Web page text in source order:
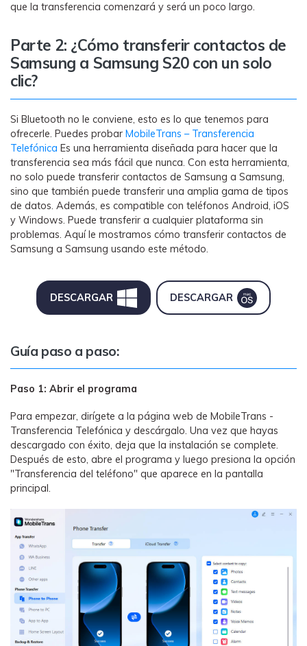
que la transferencia comenzará y será un poco largo.
Parte 2: ¿Cómo transferir contactos de
Samsung a Samsung S20 con un solo
clic?
Si Bluetooth no le conviene, esto es lo que tenemos para
ofrecerle. Puedes probar MobileTrans – Transferencia
Telefónica Es una herramienta diseñada para hacer que la
transferencia sea más fácil que nunca. Con esta herramienta,
no solo puede transferir contactos de Samsung a Samsung,
sino que también puede transferir una amplia gama de tipos
de datos. Además, es compatible con teléfonos Android, iOS
y Windows. Puede transferir a cualquier plataforma sin
problemas. Aquí le mostramos cómo transferir contactos de
Samsung a Samsung usando este método.
DESCARGAR DESCARGAR
Guía paso a paso:
Paso 1: Abrir el programa
Para empezar, dirígete a la página web de MobileTrans -
Transferencia Telefónica y descárgalo. Una vez que hayas
descargado con éxito, deja que la instalación se complete.
Después de esto, abre el programa y luego presiona la opción
"Transferencia del teléfono" que aparece en la pantalla
principal.